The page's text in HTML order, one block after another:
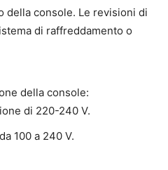
della console. Le revisioni di
di raffreddamento o
della console:
di 220-240 V.
100 a 240 V.